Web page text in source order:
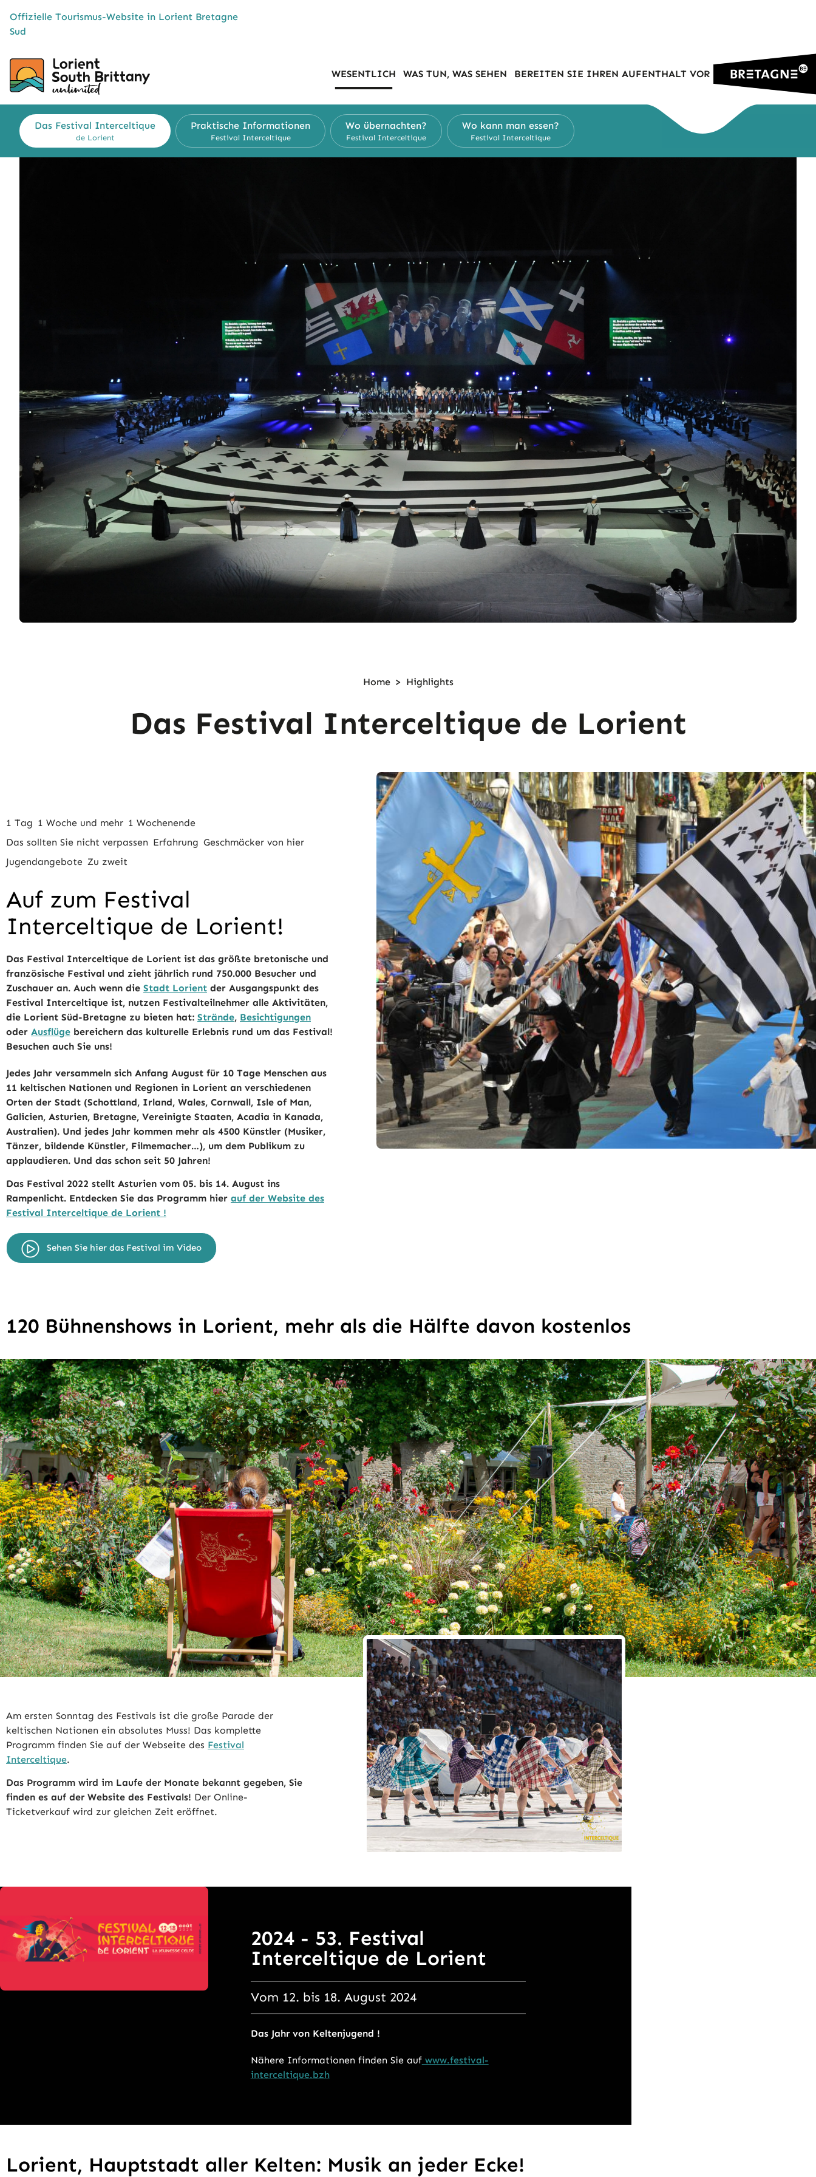
Offizielle Tourismus-Website in Lorient Bretagne
Sud
WESENTLICH WAS TUN, WAS SEHEN BEREITEN SIE IHREN AUFENTHALT VOR
Das Festival Interceltique
de Lorient
Praktische Informationen
Festival Interceltique
Wo übernachten?
Festival Interceltique
Wo kann man essen?
Festival Interceltique
Home > Highlights
Das Festival Interceltique de Lorient
1 Tag 1 Woche und mehr 1 Wochenende
Das sollten Sie nicht verpassen Erfahrung Geschmäcker von hier
Jugendangebote Zu zweit
Auf zum Festival
Interceltique de Lorient!
Das Festival Interceltique de Lorient ist das größte bretonische und
französische Festival und zieht jährlich rund 750.000 Besucher und
Zuschauer an. Auch wenn die Stadt Lorient der Ausgangspunkt des
Festival Interceltique ist, nutzen Festivalteilnehmer alle Aktivitäten,
die Lorient Süd-Bretagne zu bieten hat: Strände, Besichtigungen
oder Ausflüge bereichern das kulturelle Erlebnis rund um das Festival!
Besuchen auch Sie uns!
Jedes Jahr versammeln sich Anfang August für 10 Tage Menschen aus
11 keltischen Nationen und Regionen in Lorient an verschiedenen
Orten der Stadt (Schottland, Irland, Wales, Cornwall, Isle of Man,
Galicien, Asturien, Bretagne, Vereinigte Staaten, Acadia in Kanada,
Australien). Und jedes Jahr kommen mehr als 4500 Künstler (Musiker,
Tänzer, bildende Künstler, Filmemacher…), um dem Publikum zu
applaudieren. Und das schon seit 50 Jahren!
Das Festival 2022 stellt Asturien vom 05. bis 14. August ins
Rampenlicht. Entdecken Sie das Programm hier auf der Website des
Festival Interceltique de Lorient !
Sehen Sie hier das Festival im Video
120 Bühnenshows in Lorient, mehr als die Hälfte davon kostenlos
Am ersten Sonntag des Festivals ist die große Parade der
keltischen Nationen ein absolutes Muss! Das komplette
Programm finden Sie auf der Webseite des Festival
Interceltique.
Das Programm wird im Laufe der Monate bekannt gegeben, Sie
finden es auf der Website des Festivals! Der Online-
Ticketverkauf wird zur gleichen Zeit eröffnet.
2024 - 53. Festival
Interceltique de Lorient
Vom 12. bis 18. August 2024
Das Jahr von Keltenjugend !
Nähere Informationen finden Sie aufwww.festival-
interceltique.bzh
Lorient, Hauptstadt aller Kelten: Musik an jeder Ecke!